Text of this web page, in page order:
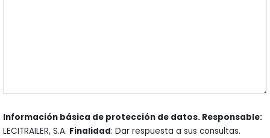
Información básica de protección de datos. Responsable:
LECITRAILER, S.A. Finalidad: Dar respuesta a sus consultas.